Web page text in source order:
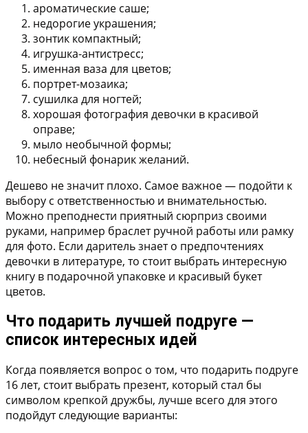
ароматические саше;
недорогие украшения;
зонтик компактный;
игрушка-антистресс;
именная ваза для цветов;
портрет-мозаика;
сушилка для ногтей;
хорошая фотография девочки в красивой
оправе;
мыло необычной формы;
небесный фонарик желаний.
Дешево не значит плохо. Самое важное — подойти к
выбору с ответственностью и внимательностью.
Можно преподнести приятный сюрприз своими
руками, например браслет ручной работы или рамку
для фото. Если даритель знает о предпочтениях
девочки в литературе, то стоит выбрать интересную
книгу в подарочной упаковке и красивый букет
цветов.
Что подарить лучшей подруге —
список интересных идей
Когда появляется вопрос о том, что подарить подруге
16 лет, стоит выбрать презент, который стал бы
символом крепкой дружбы, лучше всего для этого
подойдут следующие варианты: